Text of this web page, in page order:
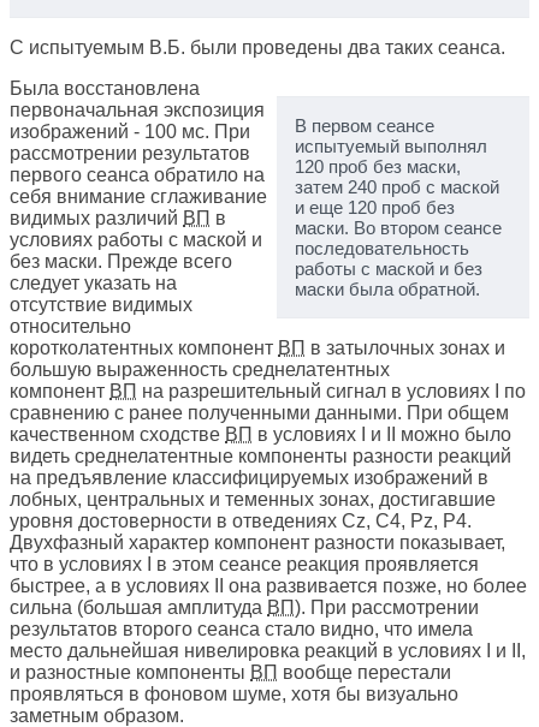
С испытуемым В.Б. были проведены два таких сеанса.
В первом сеансе
испытуемый выполнял
120 проб без маски,
затем 240 проб с маской
и еще 120 проб без
маски. Во втором сеансе
последовательность
работы с маской и без
маски была обратной.
Была восстановлена
первоначальная экспозиция
изображений - 100 мс. При
рассмотрении результатов
первого сеанса обратило на
себя внимание сглаживание
видимых различий ВП в
условиях работы с маской и
без маски. Прежде всего
следует указать на
отсутствие видимых
относительно
коротколатентных компонент ВП в затылочных зонах и
большую выраженность среднелатентных
компонент ВП на разрешительный сигнал в условиях I по
сравнению с ранее полученными данными. При общем
качественном сходстве ВП в условиях I и II можно было
видеть среднелатентные компоненты разности реакций
на предъявление классифицируемых изображений в
лобных, центральных и теменных зонах, достигавшие
уровня достоверности в отведениях Cz, С4, Pz, P4.
Двухфазный характер компонент разности показывает,
что в условиях I в этом сеансе реакция проявляется
быстрее, а в условиях II она развивается позже, но более
сильна (большая амплитуда ВП). При рассмотрении
результатов второго сеанса стало видно, что имела
место дальнейшая нивелировка реакций в условиях I и II,
и разностные компоненты ВП вообще перестали
проявляться в фоновом шуме, хотя бы визуально
заметным образом.